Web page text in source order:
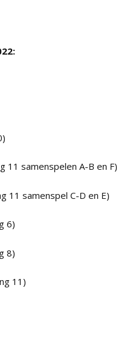
11 samenspelen A-B en F)
11 samenspel C-D en E)
6)
8)
11)